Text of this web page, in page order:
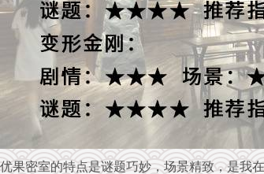
优果密室的特点是谜题巧妙，场景精致，是我